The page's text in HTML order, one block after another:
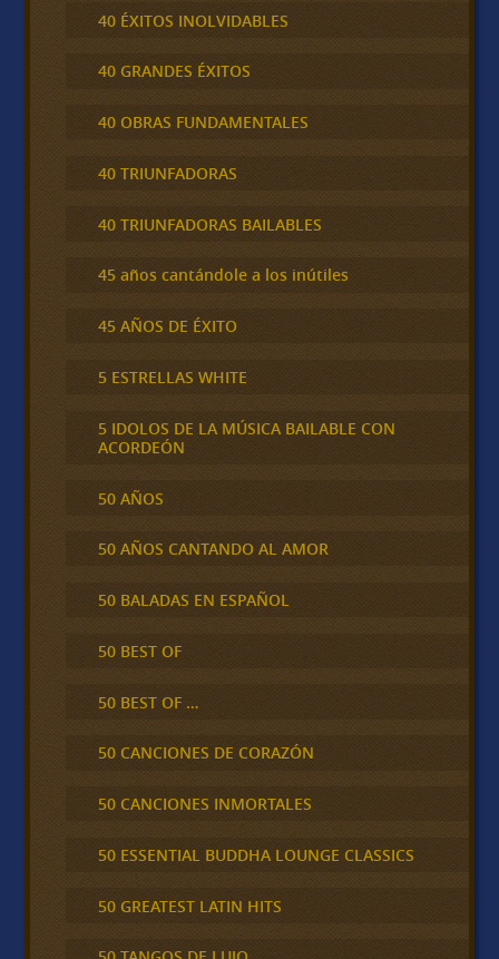
40 ÉXITOS INOLVIDABLES
40 GRANDES ÉXITOS
40 OBRAS FUNDAMENTALES
40 TRIUNFADORAS
40 TRIUNFADORAS BAILABLES
45 años cantándole a los inútiles
45 AÑOS DE ÉXITO
5 ESTRELLAS WHITE
5 IDOLOS DE LA MÚSICA BAILABLE CON
ACORDEÓN
50 AÑOS
50 AÑOS CANTANDO AL AMOR
50 BALADAS EN ESPAÑOL
50 BEST OF
50 BEST OF …
50 CANCIONES DE CORAZÓN
50 CANCIONES INMORTALES
50 ESSENTIAL BUDDHA LOUNGE CLASSICS
50 GREATEST LATIN HITS